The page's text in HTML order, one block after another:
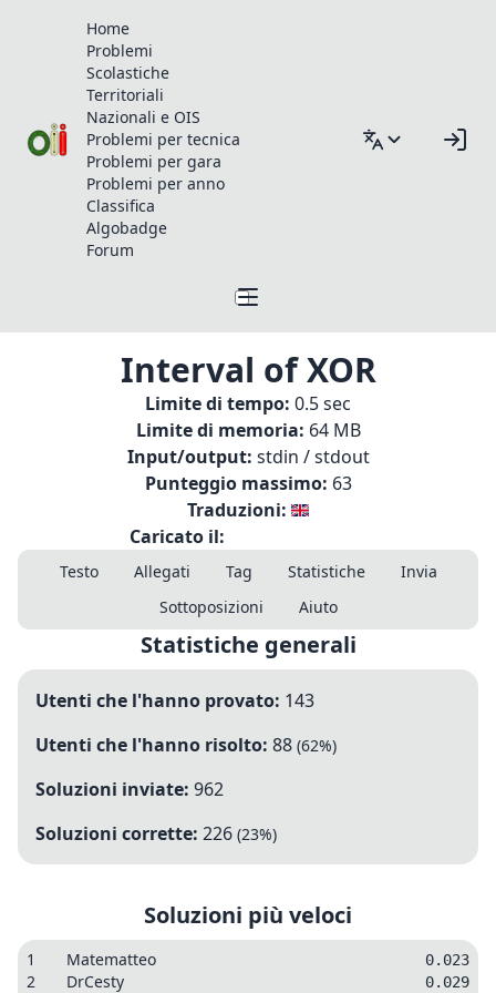
Home
Problemi
Scolastiche
Territoriali
Nazionali e OIS
Problemi per tecnica
Problemi per gara
Problemi per anno
Classifica
Algobadge
Forum
Interval of XOR
Limite di tempo: 0.5 sec
Limite di memoria: 64 MB
Input/output: stdin / stdout
Punteggio massimo: 63
Traduzioni:
Caricato il:
Testo Allegati Tag Statistiche
Invia
Sottoposizioni
Aiuto
Statistiche generali
Utenti che l'hanno provato: 143
Utenti che l'hanno risolto: 88 (62%)
Soluzioni inviate: 962
Soluzioni corrette: 226 (23%)
Soluzioni più veloci
1 Matematteo 0.023
2 DrCesty 0.029